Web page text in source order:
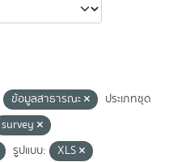
ข้อมูลสาธารณะ
ประเภทชุด
survey
รูปแบบ:
XLS